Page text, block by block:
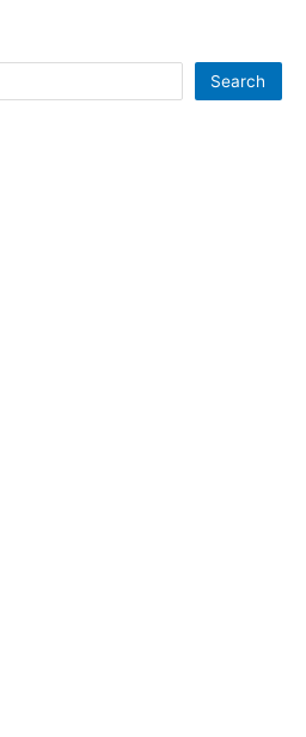
Search